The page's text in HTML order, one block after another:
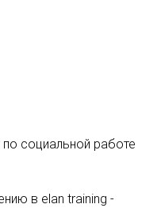
социальной работе
в elan training -